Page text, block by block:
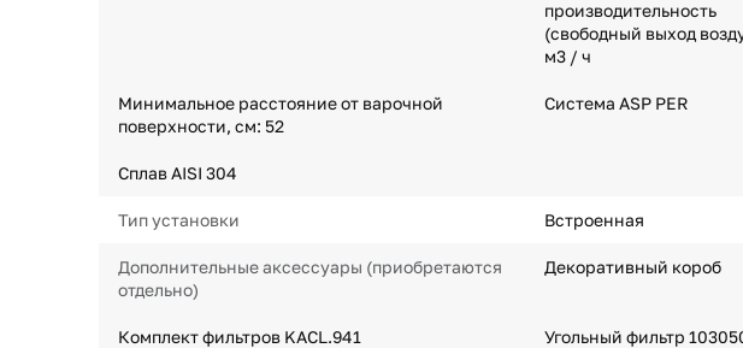
производительность
(свободный выход
м3 / ч
Минимальное расстояние от варочной
поверхности, см: 52
Система ASP PER
Сплав AISI 304
Тип установки Встроенная
Дополнительные аксессуары (приобретаются
отдельно)
Декоративный короб
Комплект фильтров KACL.941 Угольный фильтр